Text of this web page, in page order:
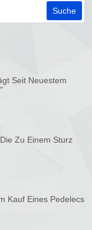
Seit Neuestem
Zu Einem Sturz
Kauf Eines Pedelecs